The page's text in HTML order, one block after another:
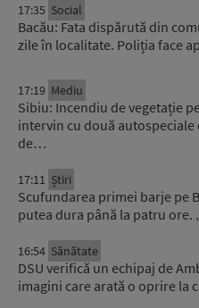
17:35 Social
Bacău: Fata dispărută din
zile în localitate. Poliția face
17:19 Mediu
Sibiu: Incendiu de vegetație
intervin cu două
de…
17:11 Știri
Scufundarea primei barje pe
putea dura până la patru ore.
16:54 Sănătate
DSU verifică un echipaj de
imagini care arată o oprire